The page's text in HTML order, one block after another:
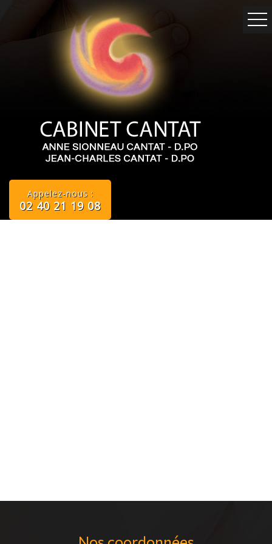
Appelez-nous :
02 40 21 19 08